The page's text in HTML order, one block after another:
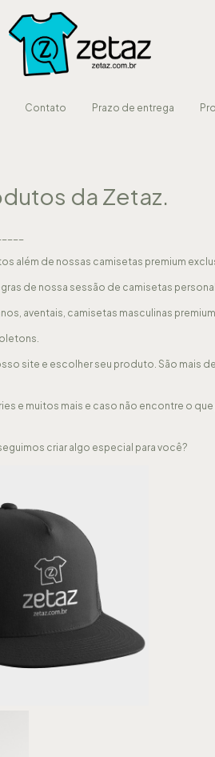
Contato Prazo de entrega
da Zetaz.
além de nossas camisetas premium
de nossa sessão de camisetas
aventais, camisetas masculinas
site e escolher seu produto. São mais
e muitos mais e caso não encontre o
criar algo especial para você?